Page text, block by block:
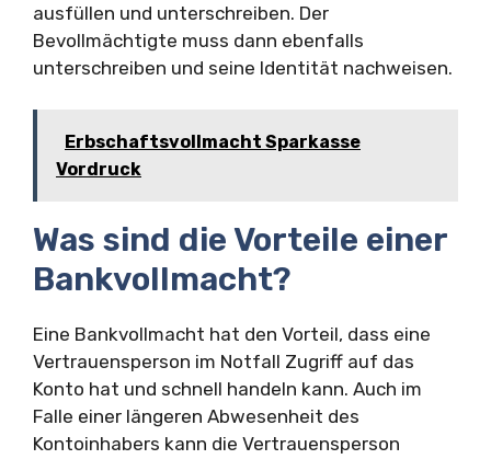
ausfüllen und unterschreiben. Der
Bevollmächtigte muss dann ebenfalls
unterschreiben und seine Identität nachweisen.
Erbschaftsvollmacht Sparkasse
Vordruck
Was sind die Vorteile einer
Bankvollmacht?
Eine Bankvollmacht hat den Vorteil, dass eine
Vertrauensperson im Notfall Zugriff auf das
Konto hat und schnell handeln kann. Auch im
Falle einer längeren Abwesenheit des
Kontoinhabers kann die Vertrauensperson